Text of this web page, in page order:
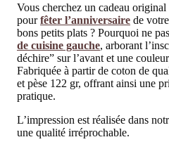
Vous cherchez un cadeau
pourfêter l’anniversaire de
bons petits plats ? Pourquoi ne
de cuisine gauche, arborant
déchire” sur l’avant et une
Fabriquée à partir de coton de
et pèse 122 gr, offrant ainsi une
pratique.
L’impression est réalisée dans
une qualité irréprochable.